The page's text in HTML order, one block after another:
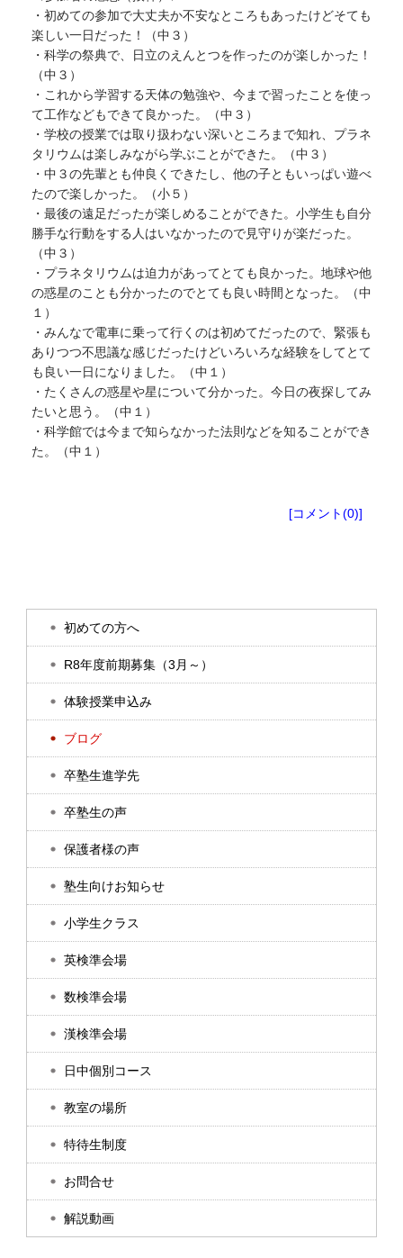
・初めての参加で大丈夫か不安なところもあったけどそても
楽しい一日だった！（中３）
・科学の祭典で、日立のえんとつを作ったのが楽しかった！
（中３）
・これから学習する天体の勉強や、今まで習ったことを使っ
て工作などもできて良かった。（中３）
・学校の授業では取り扱わない深いところまで知れ、プラネ
タリウムは楽しみながら学ぶことができた。（中３）
・中３の先輩とも仲良くできたし、他の子ともいっぱい遊べ
たので楽しかった。（小５）
・最後の遠足だったが楽しめることができた。小学生も自分
勝手な行動をする人はいなかったので見守りが楽だった。
（中３）
・プラネタリウムは迫力があってとても良かった。地球や他
の惑星のことも分かったのでとても良い時間となった。（中
１）
・みんなで電車に乗って行くのは初めてだったので、緊張も
ありつつ不思議な感じだったけどいろいろな経験をしてとて
も良い一日になりました。（中１）
・たくさんの惑星や星について分かった。今日の夜探してみ
たいと思う。（中１）
・科学館では今まで知らなかった法則などを知ることができ
た。（中１）
[コメント(0)]
初めての方へ
R8年度前期募集（3月～）
体験授業申込み
ブログ
卒塾生進学先
卒塾生の声
保護者様の声
塾生向けお知らせ
小学生クラス
英検準会場
数検準会場
漢検準会場
日中個別コース
教室の場所
特待生制度
お問合せ
解説動画